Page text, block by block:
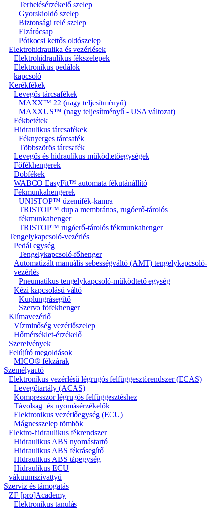
Terhelésérzékelő szelep
Gyorskioldó szelep
Biztonsági relé szelep
Elzárócsap
Pótkocsi kettős oldószelep
Elektrohidraulika és vezérlések
Elektrohidraulikus fékszelepek
Elektronikus pedálok
kapcsoló
Kerékfékek
Levegős tárcsafékek
MAXX™ 22 (nagy teljesítményű)
MAXXUS™ (nagy teljesítményű - USA változat)
Fékbetétek
Hidraulikus tárcsafékek
Féknyerges tárcsafék
Többszörös tárcsafék
Levegős és hidraulikus működtetőegységek
Főfékhengerek
Dobfékek
WABCO EasyFit™ automata fékutánállító
Fékmunkahengerek
UNISTOP™ üzemifék-kamra
TRISTOP™ dupla membrános, rugóerő-tárolós
fékmunkahenger
TRISTOP™ rugóerő-tárolós fékmunkahenger
Tengelykapcsoló-vezérlés
Pedál egység
Tengelykapcsoló-főhenger
Automatizált manuális sebességváltó (AMT) tengelykapcsoló-
vezérlés
Pneumatikus tengelykapcsoló-működtető egység
Kézi kapcsolású váltó
Kuplungrásegítő
Szervo főfékhenger
Klímavezérlő
Vízminőség vezérlőszelep
Hőmérséklet-érzékelő
Szerelvények
Felújító megoldások
MICO® fékzárak
Személyautó
Elektronikus vezérlésű légrugós felfüggesztőrendszer (ECAS)
Levegőtartály (ACAS)
Kompresszor légrugós felfüggesztéshez
Távolság- és nyomásérzékelők
Elektronikus vezérlőegység (ECU)
Mágnesszelep tömbök
Elektro-hidraulikus fékrendszer
Hidraulikus ABS nyomástartó
Hidraulikus ABS fékrásegítő
Hidraulikus ABS tápegység
Hidraulikus ECU
vákuumszivattyú
Szerviz és támogatás
ZF [pro]Academy
Elektronikus tanulás